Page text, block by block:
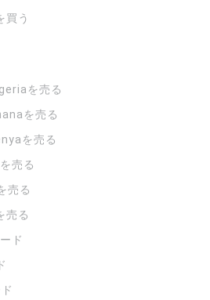
買う
を売る
を売る
を売る
売る
売る
売る
ド